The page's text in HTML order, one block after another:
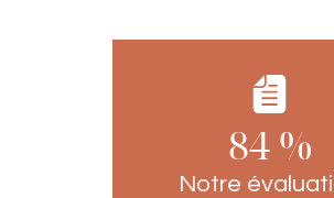
84 %
Notre